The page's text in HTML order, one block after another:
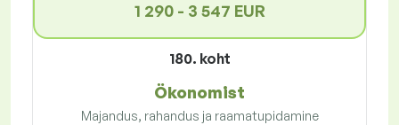
1 290 - 3 547 EUR
180. koht
Ökonomist
Majandus, rahandus ja raamatupidamine